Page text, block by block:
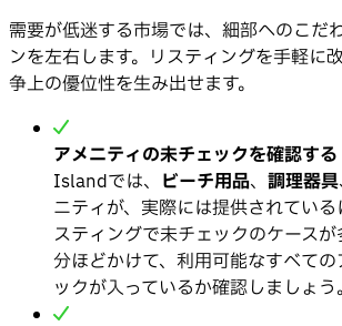
需要が低迷する市場では、細部へのこだ
ンを左右します。リスティングを手軽に
争上の優位性を生み出せます。
アメニティの未チェックを確認する
Islandでは、 ビーチ用品、 調理器具
ニティが、実際には提供されてい
スティングで未チェックのケース
分ほどかけて、利用可能なすべて
ックが入っているか確認しましょう。